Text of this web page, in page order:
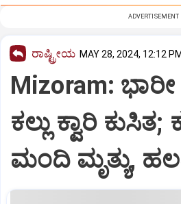
ADVERTISEMENT
ರಾಷ್ಟ್ರೀಯ MAY 28, 2024, 12:12
Mizoram:
ಕಲ್ಲು ಕ್ವಾರಿ ಕುಸಿತ;
ಮಂದಿ ಮೃತ್ಯು,